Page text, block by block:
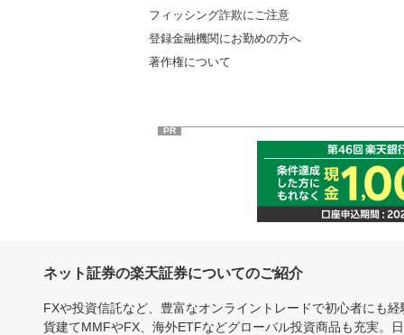
フィッシング詐欺にご注意
登録金融機関にお勤めの方へ
著作権について
PR
ネット証券の楽天証券についてのご紹介
FXや投資信託など、豊富なオンライントレードで初心者にも
貨建てMMFやFX、海外ETFなどグローバル投資商品も充実。